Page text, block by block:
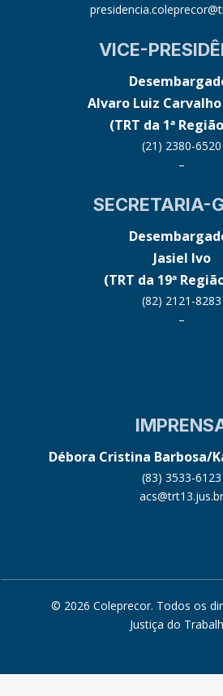
VICE-
Alvaro Luiz
(TRT da 1ª
(21) 2380-6520
–
SECRETARIA-
Jasiel Ivo
(TRT da 19ª
(82) 2121-8283
–
Débora Cristina Barbosa/
(83) 3533-6123
acs@trt13.jus.br
© 2026 Coleprecor. Todos os
Justiça do